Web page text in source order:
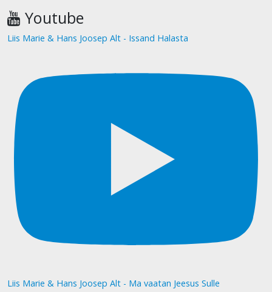
Youtube
Liis Marie & Hans Joosep Alt - Issand Halasta
Liis Marie & Hans Joosep Alt - Ma vaatan Jeesus Sulle